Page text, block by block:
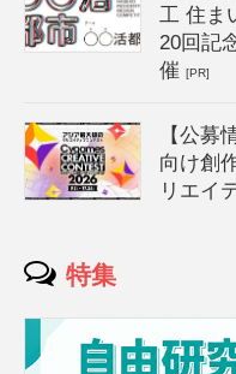
工 住ま
20回記
催[PR]
【公募
向け創
リエイ
特集